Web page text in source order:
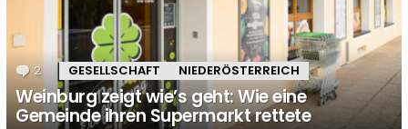
2 Kommentare
GESELLSCHAFT NIEDERÖSTERREICH
Weinburg zeigt wie’s geht: Wie eine
Gemeinde ihren Supermarkt rettete